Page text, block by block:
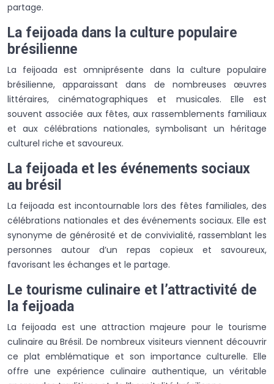
partage.
La feijoada dans la culture populaire
brésilienne
La feijoada est omniprésente dans la culture populaire
brésilienne, apparaissant dans de nombreuses œuvres
littéraires, cinématographiques et musicales. Elle est
souvent associée aux fêtes, aux rassemblements familiaux
et aux célébrations nationales, symbolisant un héritage
culturel riche et savoureux.
La feijoada et les événements sociaux
au brésil
La feijoada est incontournable lors des fêtes familiales, des
célébrations nationales et des événements sociaux. Elle est
synonyme de générosité et de convivialité, rassemblant les
personnes autour d’un repas copieux et savoureux,
favorisant les échanges et le partage.
Le tourisme culinaire et l’attractivité de
la feijoada
La feijoada est une attraction majeure pour le tourisme
culinaire au Brésil. De nombreux visiteurs viennent découvrir
ce plat emblématique et son importance culturelle. Elle
offre une expérience culinaire authentique, un véritable